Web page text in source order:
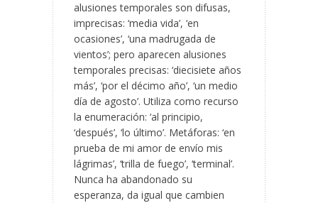
alusiones temporales son difusas,
imprecisas: ‘media vida’, ‘en
ocasiones’, ‘una madrugada de
vientos’; pero aparecen alusiones
temporales precisas: ‘diecisiete años
más’, ‘por el décimo año’, ‘un medio
día de agosto’. Utiliza como recurso
la enumeración: ‘al principio,
‘después’, ‘lo último’. Metáforas: ‘en
prueba de mi amor de envío mis
lágrimas’, ‘trilla de fuego’, ‘terminal’.
Nunca ha abandonado su
esperanza, da igual que cambien